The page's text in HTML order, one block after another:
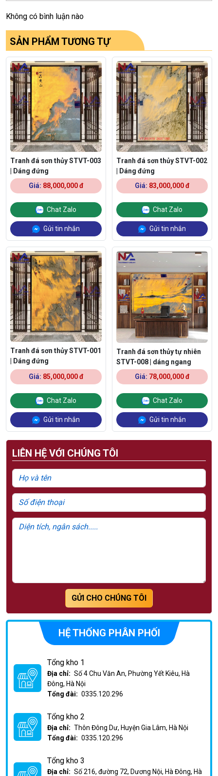
Không có bình luận nào
SẢN PHẨM TƯƠNG TỰ
Tranh đá sơn thủy STVT-003
| Dáng đứng
Giá: 88,000,000 đ
Chat Zalo
Gửi tin nhắn
Tranh đá sơn thủy STVT-002
| Dáng đứng
Giá: 83,000,000 đ
Chat Zalo
Gửi tin nhắn
Tranh đá sơn thủy STVT-001
| Dáng đứng
Giá: 85,000,000 đ
Chat Zalo
Gửi tin nhắn
Tranh đá sơn thủy tự nhiên
STVT-008 | dáng ngang
Giá: 78,000,000 đ
Chat Zalo
Gửi tin nhắn
LIÊN HỆ VỚI CHÚNG TÔI
GỬI CHO CHÚNG TÔI
HỆ THỐNG PHÂN PHỐI
Tổng kho 1
Địa chỉ: Số 4 Chu Văn An, Phường Yết Kiêu, Hà
Đông, Hà Nội
Tổng đài: 0335.120.296
Tổng kho 2
Địa chỉ: Thôn Đông Dư, Huyện Gia Lâm, Hà Nội
Tổng đài: 0335.120.296
Tổng kho 3
Địa chỉ: Số 216, đường 72, Dương Nội, Hà Đông, Hà